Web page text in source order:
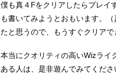
僕も真４Fをクリアしたらプレイ
も書いてみようとおもいます。
たと思うので、もうすぐクリアで
本当にクオリティの高いWizライ
ある人は、是非遊んでみてくださ